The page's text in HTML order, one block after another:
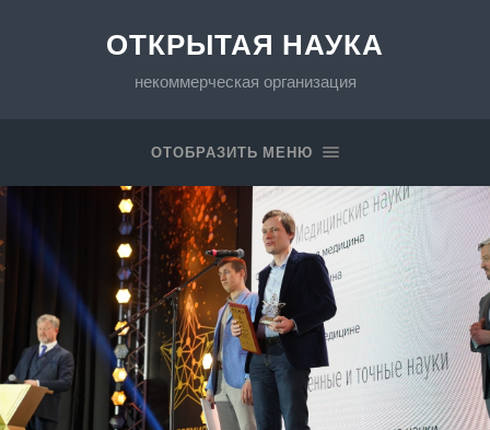
ОТКРЫТАЯ НАУКА
некоммерческая организация
ОТОБРАЗИТЬ МЕНЮ